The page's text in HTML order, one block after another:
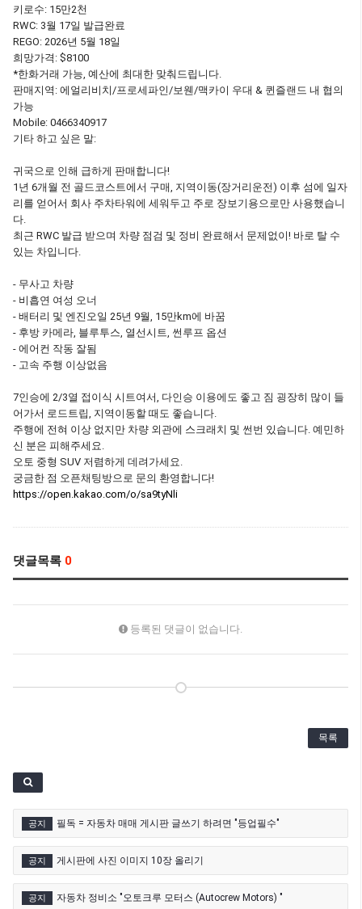
키로수: 15만2천
RWC: 3월 17일 발급완료
REGO: 2026년 5월 18일
희망가격: $8100
*한화거래 가능, 예산에 최대한 맞춰드립니다.
판매지역: 에얼리비치/프로세파인/보웬/맥카이 우대 & 퀸즐랜드 내 협의
가능
Mobile: 0466340917
기타 하고 싶은 말:
귀국으로 인해 급하게 판매합니다!
1년 6개월 전 골드코스트에서 구매, 지역이동(장거리운전) 이후 섬에 일자
리를 얻어서 회사 주차타워에 세워두고 주로 장보기용으로만 사용했습니
다.
최근 RWC 발급 받으며 차량 점검 및 정비 완료해서 문제없이! 바로 탈 수
있는 차입니다.
- 무사고 차량
- 비흡연 여성 오너
- 배터리 및 엔진오일 25년 9월, 15만km에 바꿈
- 후방 카메라, 블루투스, 열선시트, 썬루프 옵션
- 에어컨 작동 잘됨
- 고속 주행 이상없음
7인승에 2/3열 접이식 시트여서, 다인승 이용에도 좋고 짐 굉장히 많이 들
어가서 로드트립, 지역이동할 때도 좋습니다.
주행에 전혀 이상 없지만 차량 외관에 스크래치 및 썬번 있습니다. 예민하
신 분은 피해주세요.
오토 중형 SUV 저렴하게 데려가세요.
궁금한 점 오픈채팅방으로 문의 환영합니다!
https://open.kakao.com/o/sa9tyNli
댓글목록 0
등록된 댓글이 없습니다.
목록
공지 필독 = 자동차 매매 게시판 글쓰기 하려면 "등업필수"
공지 게시판에 사진 이미지 10장 올리기
공지 자동차 정비소 "오토크루 모터스 (Autocrew Motors) "